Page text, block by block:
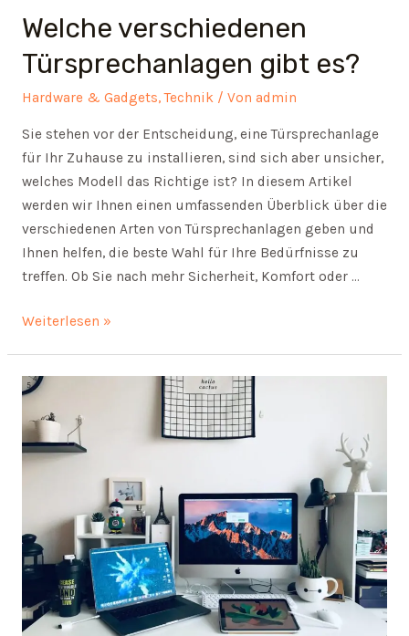
Welche verschiedenen
Türsprechanlagen gibt es?
Hardware & Gadgets,Technik/ Von admin
Sie stehen vor der Entscheidung, eine Türsprechanlage
für Ihr Zuhause zu installieren, sind sich aber unsicher,
welches Modell das Richtige ist? In diesem Artikel
werden wir Ihnen einen umfassenden Überblick über die
verschiedenen Arten von Türsprechanlagen geben und
Ihnen helfen, die beste Wahl für Ihre Bedürfnisse zu
treffen. Ob Sie nach mehr Sicherheit, Komfort oder …
Welche
gibt
es?
Weiterlesen »